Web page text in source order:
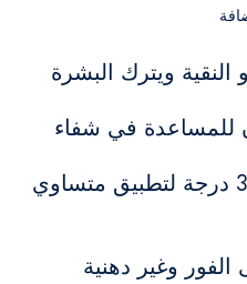
ويترك البشرة
في شفاء
حركة رش مستمرة 360 درجة لتطبيق متساوي
وغير دهنية